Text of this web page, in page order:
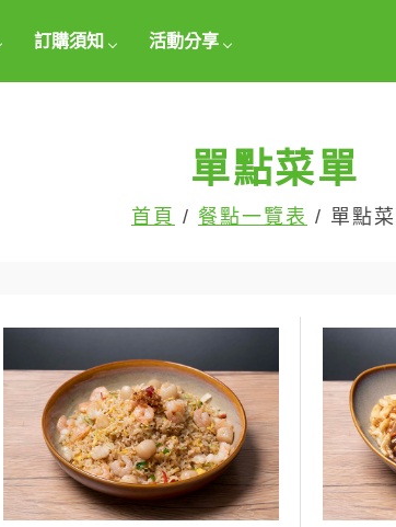
訂購須知 活動分享
單點菜單
首頁 / 餐點一覽表 / 單點